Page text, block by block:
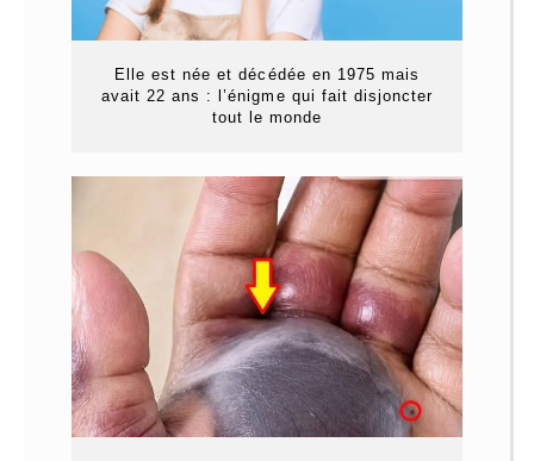
Elle est née et décédée en 1975 mais
avait 22 ans : l’énigme qui fait disjoncter
tout le monde